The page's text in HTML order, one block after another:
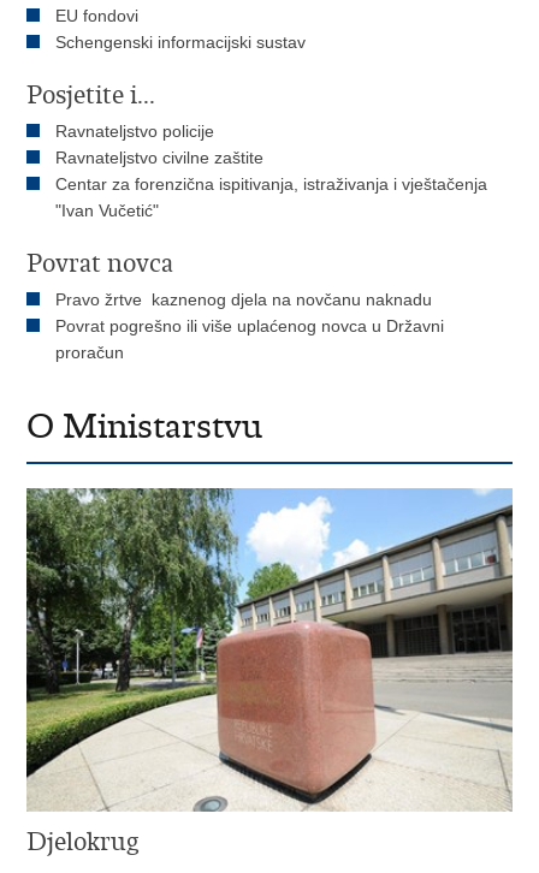
EU fondovi
Schengenski informacijski sustav
Posjetite i...
Ravnateljstvo policije
Ravnateljstvo civilne zaštite
Centar za forenzična ispitivanja, istraživanja i vještačenja
"Ivan Vučetić"
Povrat novca
Pravo žrtve kaznenog djela na novčanu naknadu
Povrat pogrešno ili više uplaćenog novca u Državni
proračun
O Ministarstvu
Djelokrug